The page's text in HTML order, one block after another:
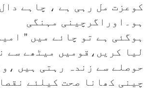
کوعزت مل رہی ہے ، چاہے
ہو۔اوراگرچینی مہنگی
ہوگئی ہے تو چائے میں ”
لیا کریں،قومیں میٹھے سے
حوصلے سے زندہ رہتی ہیں
چینی کھانا صحت کیلئے